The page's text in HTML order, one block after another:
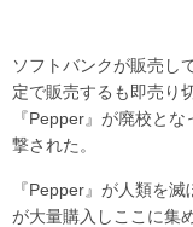
ソフトバンクが販売し
定で販売するも即売り
『Pepper』が廃校と
撃された。
『Pepper』が人類を
が大量購入しここに集